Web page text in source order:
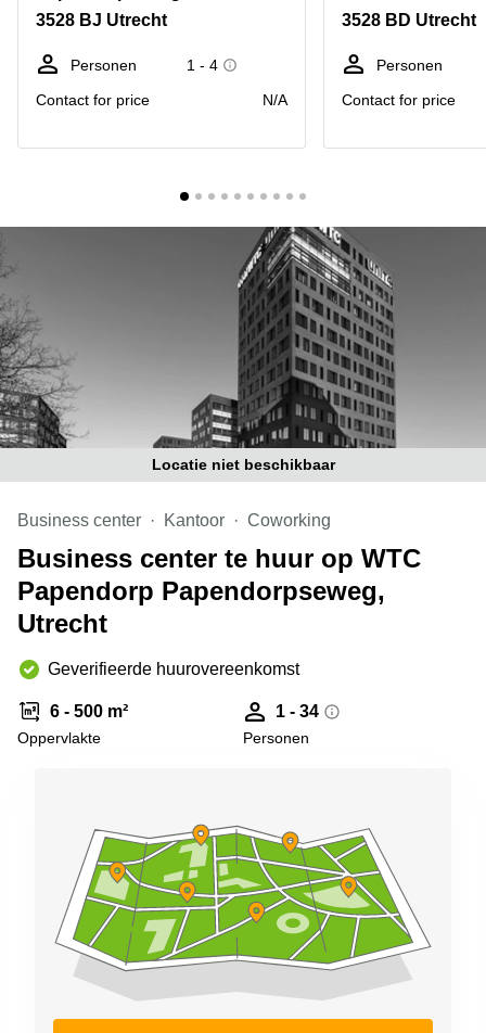
Hengelo
Hilversum
Hoofddorp
Amsterdam
Westpoort
Reeuwijk
Business
Arnhem
center
Den
Haag
Coworking
space
Breda
Coworking
in Arnhem
Coworking
space
Hilversum
Coworking
Zwolle
Coworking
Hengelo
Bedrijfsruimte
Huren in
Nijmegen
3528 BJ Utrecht
Personen
1 - 4
Contact for price
N/A
3528 BD Utrecht
Personen
Contact for price
Locatie niet beschikbaar
Business center Kantoor Coworking
Business center te huur op WTC
Papendorp Papendorpseweg,
Utrecht
Geverifieerde huurovereenkomst
6 - 500 m²
Oppervlakte
1 - 34
Personen